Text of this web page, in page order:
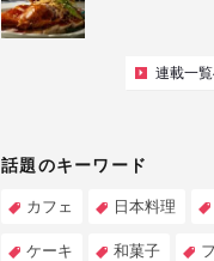
連載一
話題のキーワード
カフェ 日本料理
ケーキ 和菓子